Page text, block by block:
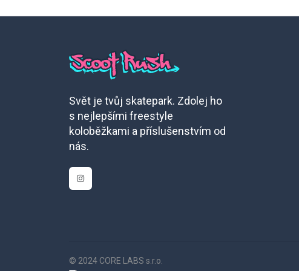
Svět je tvůj skatepark. Zdolej ho
s nejlepšími freestyle
koloběžkami a příslušenstvím od
nás.
© 2024 CORE LABS s.r.o.